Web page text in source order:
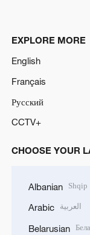
EXPLORE MORE
English
Français
Русский
CCTV+
CHOOSE YOUR
Albanian Shqip
Arabic العربية
Belarusian